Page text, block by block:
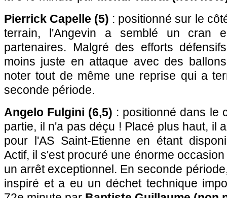
Pierrick Capelle (5) : positionné sur le
terrain, l'Angevin a semblé un cran
partenaires. Malgré des efforts
moins juste en attaque avec des
noter tout de même une reprise qui a
seconde période.
Angelo Fulgini (6,5) : positionné dans le
partie, il n'a pas déçu ! Placé plus haut, il
pour l'AS Saint-Etienne en étant
Actif, il s'est procuré une énorme
un arrêt exceptionnel. En seconde
inspiré et a eu un déchet technique